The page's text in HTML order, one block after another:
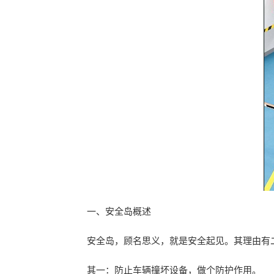
一、安全岛概述
安全岛，顾名思义，就是安全起见。其理由有
其一：防止车辆撞坏设备，做个防护作用。